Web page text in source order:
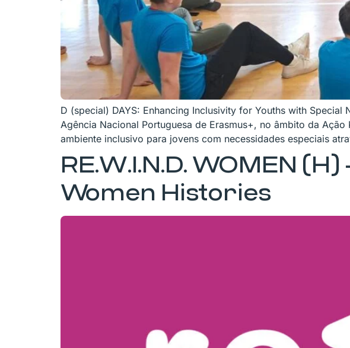
D (special) DAYS: Enhancing Inclusivity for Youths with
Agência Nacional Portuguesa de Erasmus+, no âmbito da
ambiente inclusivo para jovens com necessidades especiais
RE.W.I.N.D. WOMEN
Women Histories